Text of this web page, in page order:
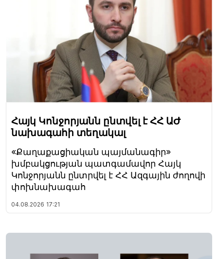
Հայկ Կոնջորյանն ընտվել է ՀՀ ԱԺ
նախագահի տեղակալ
«Քաղաքացիական պայմանագիր»
խմբակցության պատգամավոր Հայկ
Կոնջորյանն ընտրվել է ՀՀ Ազգային ժողովի
փոխնախագահ
04.08.2026 17:21